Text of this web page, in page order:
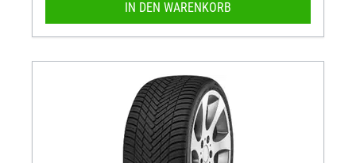
IN DEN WARENKORB